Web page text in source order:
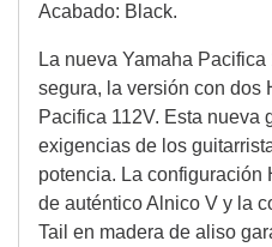
Acabado: Black.
La nueva Yamaha
segura, la versión con dos
Pacifica 112V. Esta nueva
exigencias de los
potencia. La configuración
de auténtico Alnico V y la
Tail en madera de aliso